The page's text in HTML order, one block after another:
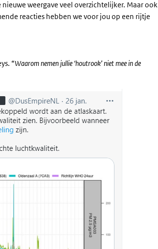
weergave veel overzichtelijker. Maar ook
reacties hebben we voor jou op een rijtje
“Waarom nemen jullie ‘houtrook’ niet mee in de